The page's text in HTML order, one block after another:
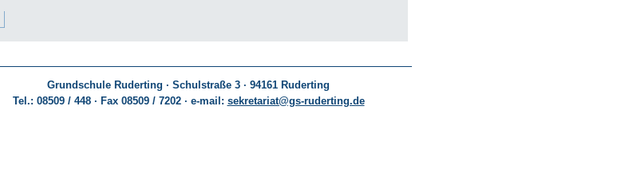
Grundschule Ruderting · Schulstraße 3 · 94161 Ruderting
Tel.: 08509 / 448 · Fax 08509 / 7202 · e-mail: sekretariat@gs-ruderting.de